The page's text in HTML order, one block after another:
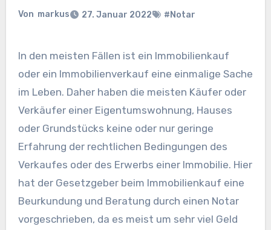
Von markus 27. Januar 2022 #Notar
In den meisten Fällen ist ein Immobilienkauf
oder ein Immobilienverkauf eine einmalige Sache
im Leben. Daher haben die meisten Käufer oder
Verkäufer einer Eigentumswohnung, Hauses
oder Grundstücks keine oder nur geringe
Erfahrung der rechtlichen Bedingungen des
Verkaufes oder des Erwerbs einer Immobilie. Hier
hat der Gesetzgeber beim Immobilienkauf eine
Beurkundung und Beratung durch einen Notar
vorgeschrieben, da es meist um sehr viel Geld